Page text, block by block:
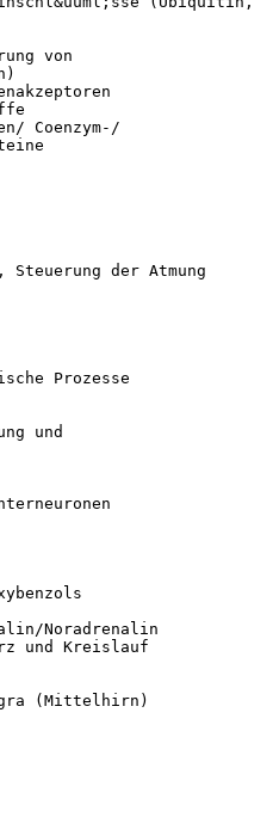
von
Coenzym-/
der Atmung
Prozesse
und
Noradrenalin
und Kreislauf
(Mittelhirn)